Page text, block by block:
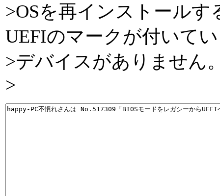
>OSを再インストール
UEFIのマークが付いて
>デバイスがありません
>